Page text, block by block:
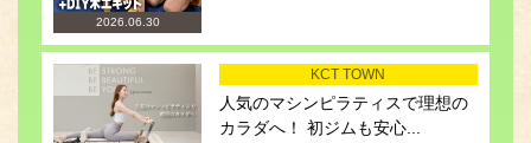
2026.06.30
KCT TOWN
人気のマシンピラティスで理想の
カラダへ！ 初ジムも安心...